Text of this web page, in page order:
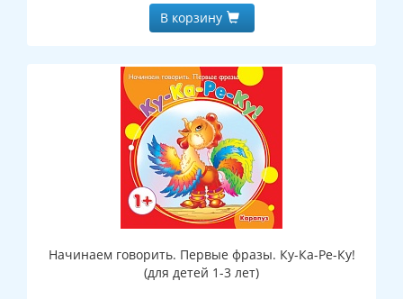
В корзину
Начинаем говорить. Первые фразы. Ку-Ка-Ре-Ку!
(для детей 1-3 лет)